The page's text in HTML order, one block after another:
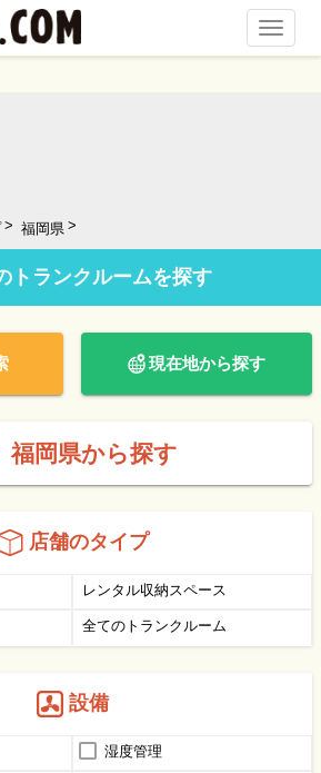
福岡県
トランクルームを探す
現在地から探す
福岡県から探す
店舗のタイプ
レンタル収納スペース
全てのトランクルーム
設備
湿度管理